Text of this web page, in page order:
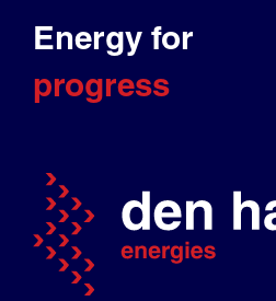
Energy for
progress